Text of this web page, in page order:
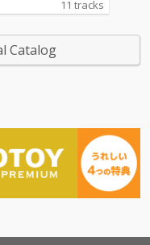
ベルメイトである蒼
「晴れのちハレル
！」、大人気曲のカ
11 tracks
Catalog